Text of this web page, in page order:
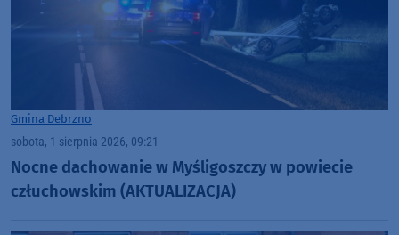
Gmina Debrzno
sobota, 1 sierpnia 2026, 09:21
Nocne dachowanie w Myśligoszczy w powiecie
człuchowskim (AKTUALIZACJA)